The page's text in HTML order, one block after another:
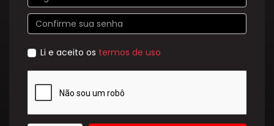
Li e aceito os termos de uso